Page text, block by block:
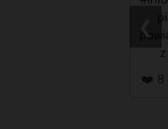
włodawskiego. Policjanci
⌛ 1h